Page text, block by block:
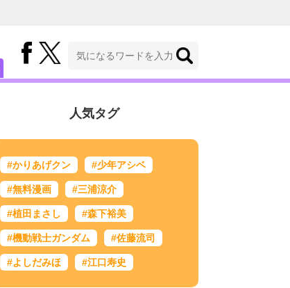
人気タグ
#かりあげクン #少年アシベ
#無料漫画 #三浦涼介
#植田まさし #森下裕美
#機動戦士ガンダム #佐藤流司
#よしだみほ #江口寿史